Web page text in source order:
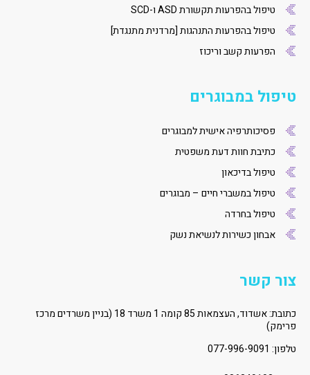
טיפול בהפרעות תקשורת ASD ו-SCD
טיפול בהפרעות התנהגות [מרדנית מתנגדת]
הפרעות קשב וריכוז
טיפול במבוגרים
פסיכותרפיה אישית למבוגרים
כתיבת חוות דעת משפטית
טיפול בדיכאון
טיפול במשברי חיים – מבוגרים
טיפול בחרדה
אבחון כשירות לנשיאת נשק
צור קשר
כתובת: אשדוד, העצמאות 85 קומה 1 משרד 18 (בניין משרדים מרכז
פרימק)
טלפון: 077-996-9091